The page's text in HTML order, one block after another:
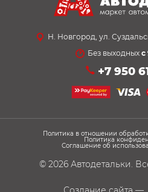
Н. Новгород, ул.
Без выходных с
+7 950
Политика в отношении
Политика
Соглашение об
© 2026 Автодетальки.